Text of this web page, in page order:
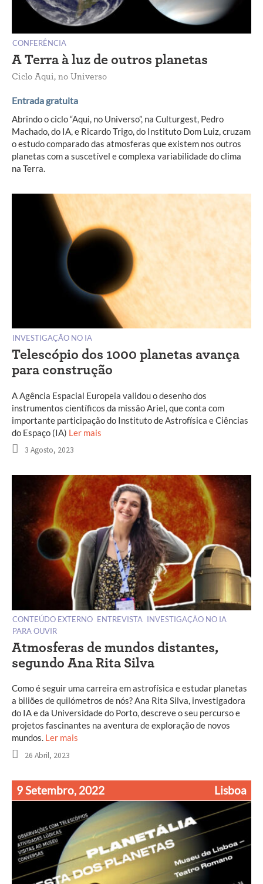
CONFERÊNCIA
A Terra à luz de outros planetas
Ciclo Aqui, no Universo
Entrada gratuita
Abrindo o ciclo “Aqui, no Universo”, na Culturgest, Pedro
Machado, do IA, e Ricardo Trigo, do Instituto Dom Luiz, cruzam
o estudo comparado das atmosferas que existem nos outros
planetas com a suscetível e complexa variabilidade do clima
na Terra.
INVESTIGAÇÃO NO IA
Telescópio dos 1000 planetas avança
para construção
A Agência Espacial Europeia validou o desenho dos
instrumentos científicos da missão Ariel, que conta com
importante participação do Instituto de Astrofísica e Ciências
do Espaço (IA) Ler mais
3 Agosto, 2023
CONTEÚDO EXTERNO ENTREVISTA INVESTIGAÇÃO NO IA
PARA OUVIR
Atmosferas de mundos distantes,
segundo Ana Rita Silva
Como é seguir uma carreira em astrofísica e estudar planetas
a biliões de quilómetros de nós? Ana Rita Silva, investigadora
do IA e da Universidade do Porto, descreve o seu percurso e
projetos fascinantes na aventura de exploração de novos
mundos. Ler mais
26 Abril, 2023
9 Setembro, 2022 Lisboa